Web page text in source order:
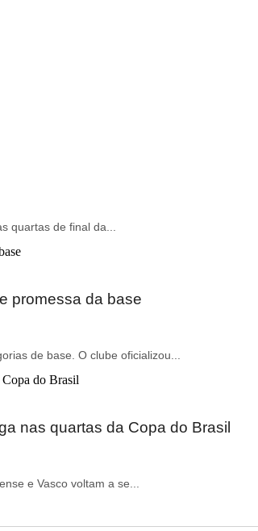
quartas de final da...
promessa da base
de base. O clube oficializou...
nas quartas da Copa do Brasil
e Vasco voltam a se...